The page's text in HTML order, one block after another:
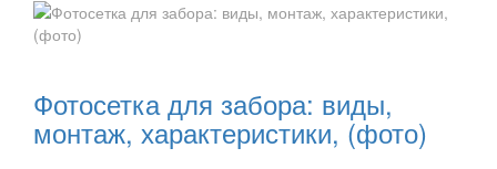
Фотосетка для забора: виды,
монтаж, характеристики, (фото)